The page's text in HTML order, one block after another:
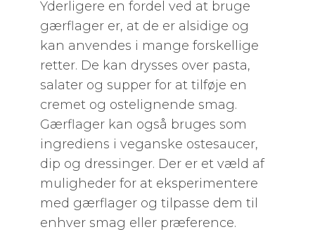
Yderligere en fordel ved at bruge
gærflager er, at de er alsidige og
kan anvendes i mange forskellige
retter. De kan drysses over pasta,
salater og supper for at tilføje en
cremet og ostelignende smag.
Gærflager kan også bruges som
ingrediens i veganske ostesaucer,
dip og dressinger. Der er et væld af
muligheder for at eksperimentere
med gærflager og tilpasse dem til
enhver smag eller præference.